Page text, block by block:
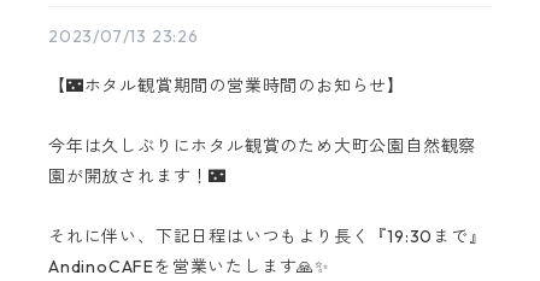
2023/07/13 23:26
【🌃ホタル観賞期間の営業時間のお知らせ】
今年は久しぶりにホタル観賞のため大町公園自然観察
園が開放されます！🌃
それに伴い、下記日程はいつもより長く『19:30まで』
AndinoCAFEを営業いたします🙏✨